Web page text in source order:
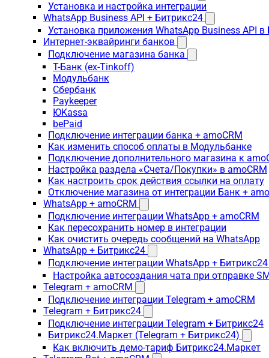
Установка и настройка интеграции
WhatsApp Business API + Битрикс24
Установка приложения WhatsApp Business API
Интернет-эквайринги банков
Подключение магазина банка
Т-Банк (ex-Tinkoff)
Модульбанк
Сбербанк
Paykeeper
ЮKassa
bePaid
Подключение интеграции банка + amoCRM
Как изменить способ оплаты в Модульбанке
Подключение дополнительного магазина к
Настройка раздела «Счета/Покупки» в amoCRM
Как настроить срок действия ссылки на оплату
Отключение магазина от интеграции Банк +
WhatsApp + amoCRM
Подключение интеграции WhatsApp + amoCRM
Как пересохранить номер в интеграции
Как очистить очередь сообщений на WhatsApp
WhatsApp + Битрикс24
Подключение интеграции WhatsApp + Битрикс24
Настройка автосоздания чата при отправке
Telegram + amoCRM
Подключение интеграции Telegram + amoCRM
Telegram + Битрикс24
Подключение интеграции Telegram + Битрикс24
Битрикс24.Маркет (Telegram + Битрикс24)
Как включить демо-тариф Битрикс24.Маркет